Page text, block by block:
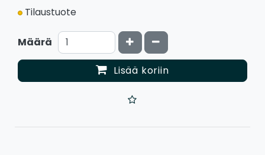
Tilaustuote
Määrä Kasvata määrää
Vähennä määrää
Lisää koriin